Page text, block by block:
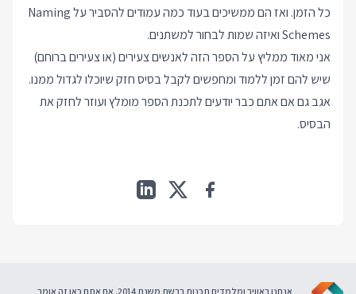
כל הזמן. ואז הם ממשיכים בעוד כמה עמודים להסביר על Naming
Schemes ואיזה שמות לבחור למשתנים.
אני מאוד ממליץ על הספר הזה לאנשים צעירים (או צעירים ברוחם)
שיש להם זמן ללמוד ומחפשים לקבל בסיס חזק שיוכלו לגדול ממנו.
אגב גם אם אתם כבר יודעים לתכנת הספר מומלץ ועוזר לחזק את
הבסיס.
אנחנו באוויר ומלמדים תכנות ברשת משנת 2014. אם אתם כאן זה אומר